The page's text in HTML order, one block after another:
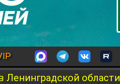
Ленинградской области